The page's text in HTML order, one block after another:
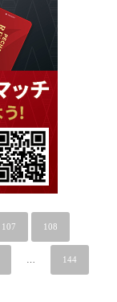
107 108
144